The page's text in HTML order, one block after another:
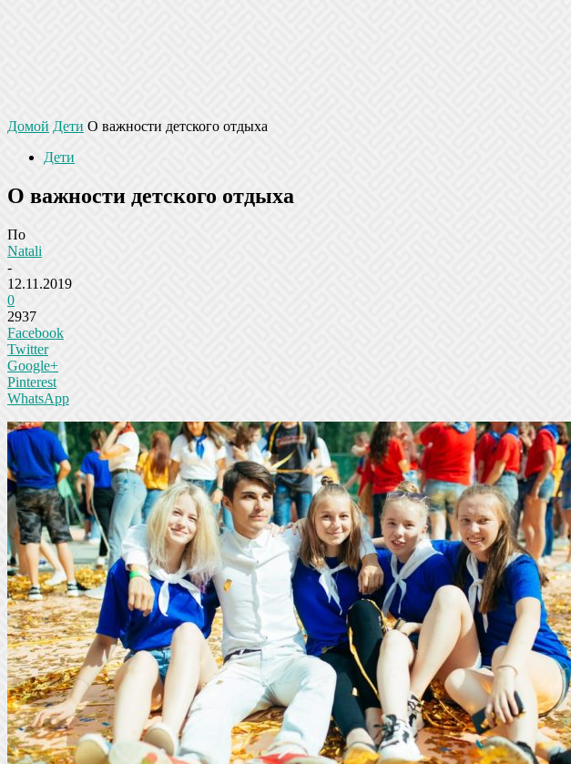
Домой Дети О важности детского отдыха
Дети
О важности детского отдыха
По
Natali
-
12.11.2019
0
2937
Facebook
Twitter
Google+
Pinterest
WhatsApp